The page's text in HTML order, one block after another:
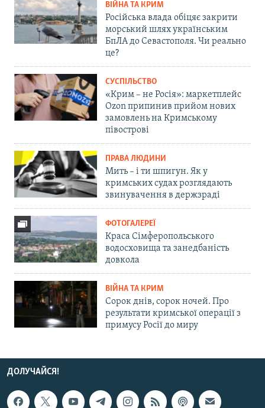
ВІЙНА ТА КРИМ
Російська влада обіцяє закрити
морський шлях українським
БпЛА до Севастополя. Чи реально
це?
СУСПІЛЬСТВО
«Крим – не Росія»: маркетплейс
Ozon припинив прийом нових
замовлень на Кримському
півострові
ПРАВА ЛЮДИНИ
Мить – і ти шпигун. Як у
кримських судах розглядають
звинувачення в держзраді
ФОТОГАЛЕРЕЇ
Краса Сімферопольського
водосховища та занедбаність
довкола
ВІЙНА ТА КРИМ
Сорок днів, сорок ночей. Про
результати кримської операції з
примусу Росії до миру
ДОЛУЧАЙСЯ!